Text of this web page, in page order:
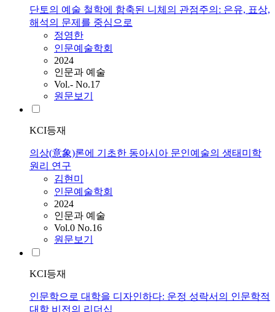
단토의 예술 철학에 함축된 니체의 관점주의: 은유, 표상,
해석의 문제를 중심으로
정영한
인문예술학회
2024
인문과 예술
Vol.- No.17
원문보기
KCI등재
의상(意象)론에 기초한 동아시아 문인예술의 생태미학
원리 연구
김현미
인문예술학회
2024
인문과 예술
Vol.0 No.16
원문보기
KCI등재
인문학으로 대학을 디자인하다: 운정 성락서의 인문학적
대학 비전의 리더십